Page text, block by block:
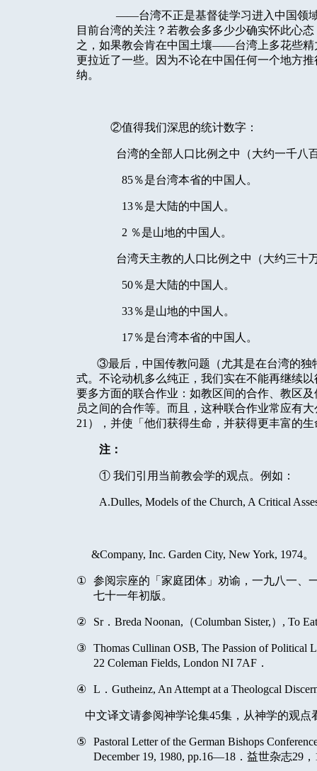
——台湾不正是基督徒学习进入中国领
目前台湾的关注？若教会多多少少确实怀此心
之，如果教会肯在中国土壤——台湾上多花些精
更拉近了一些。因为不论在中国任何一个地方
纳。
②值得我们深思的统计数字：
台湾的全部人口比例之中（大约一千八
85％是台湾本省的中国人。
13％是大陆的中国人。
2 ％是山地的中国人。
台湾天主教的人口比例之中（大约三十
50％是大陆的中国人。
33％是山地的中国人。
17％是台湾本省的中国人。
③最后，中国传教问题（尤其是在台湾的独
式。不论动机多么纯正，我们实在不能再继续
要多方面的联合作业：如教区间的合作、教区
员之间的合作等。而且，这种联合作业常应有
21 ），并使「他们获得生命，并获得更丰富的
注：
① 我们引用当前教会学的观点。例如：
A.Dulles, Models of the Church, A Critical
&Company, Inc. Garden City, New York, 1974。
① 参阅宗座的「家庭团体」劝谕，一九八一、
七十一年初版。
② Sr． Breda Noonan, （Columban Sister,） , To
③ Thomas Cullinan OSB, The Passion of Political
22 Coleman Fields, London NI 7AF ．
④ L ． Gutheinz, An Attempt at a Theologcal
中文译文请参阅神学论集45集，从神学的观点
⑤ Pastoral Letter of the German Bishops
December 19, 1980, pp.16—18 ．益世杂志29 ，